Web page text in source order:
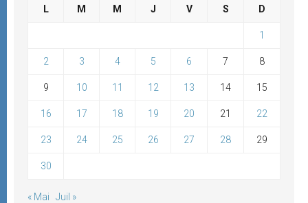
L M M J V S D
1
2 3 4 5 6 7 8
9 10 11 12 13 14 15
16 17 18 19 20 21 22
23 24 25 26 27 28 29
30
« Mai Juil »